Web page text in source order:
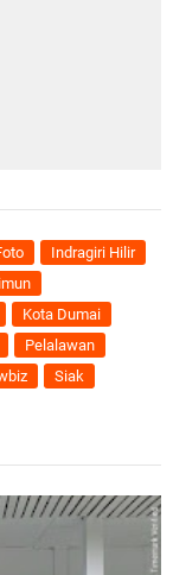
Indragiri Hilir
Kota Dumai
Pelalawan
Siak